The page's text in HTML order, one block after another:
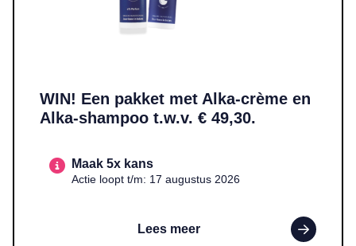
WIN! Een pakket met Alka-crème en
Alka-shampoo t.w.v. € 49,30.
Maak 5x kans
Actie loopt t/m: 17 augustus 2026
Lees meer